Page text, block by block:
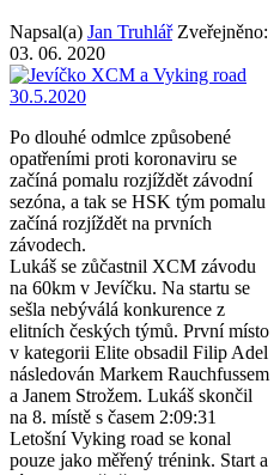
Napsal(a) Jan Truhlář Zveřejněno:
03. 06. 2020
Po dlouhé odmlce způsobené
opatřeními proti koronaviru se
začíná pomalu rozjíždět závodní
sezóna, a tak se HSK tým pomalu
začíná rozjíždět na prvních
závodech.
Lukáš se zůčastnil XCM závodu
na 60km v Jevíčku. Na startu se
sešla nebýválá konkurence z
elitních českých týmů. První místo
v kategorii Elite obsadil Filip Adel
následován Markem Rauchfussem
a Janem Strožem. Lukáš skončil
na 8. místě s časem 2:09:31
Letošní Vyking road se konal
pouze jako měřený trénink. Start a